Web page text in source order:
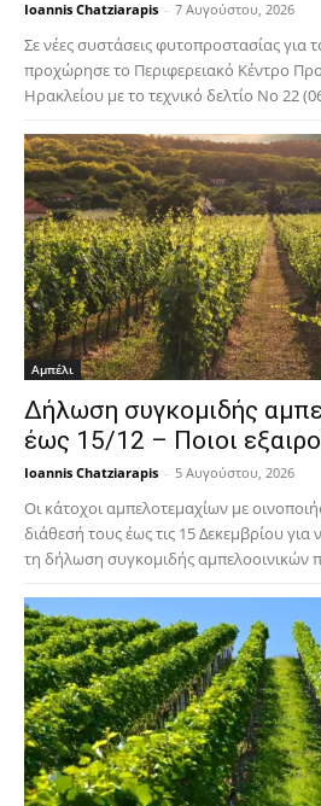
Ioannis Chatziarapis - 7 Αυγούστου, 2026
Σε νέες συστάσεις φυτοπροστασίας για
προχώρησε το Περιφερειακό Κέντρο
Ηρακλείου με το τεχνικό δελτίο Νο 22
Αμπέλι
Δήλωση συγκομιδής
έως 15/12 – Ποιοι
Ioannis Chatziarapis - 5 Αυγούστου, 2026
Οι κάτοχοι αμπελοτεμαχίων με
διάθεσή τους έως τις 15 Δεκεμβρίου
τη δήλωση συγκομιδής αμπελοοινικών